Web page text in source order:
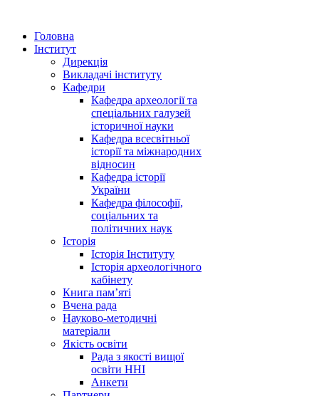
Головна
Інститут
Дирекція
Викладачі інституту
Кафедри
Кафедра археології та
спеціальних галузей
історичної науки
Кафедра всесвітньої
історії та міжнародних
відносин
Кафедра історії
України
Кафедра філософії,
соціальних та
політичних наук
Історія
Історія Інституту
Історія археологічного
кабінету
Книга памʼяті
Вчена рада
Науково-методичні
матеріали
Якість освіти
Рада з якості вищої
освіти ННІ
Анкети